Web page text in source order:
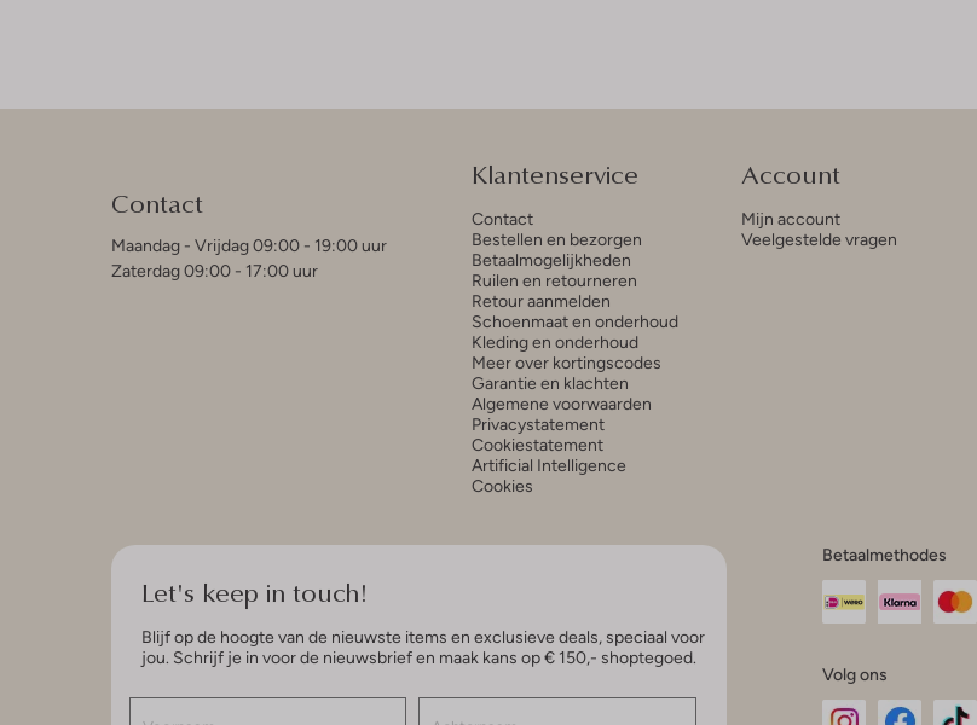
Contact
Maandag - Vrijdag 09:00 - 19:00 uur
Zaterdag 09:00 - 17:00 uur
Klantenservice
Contact
Bestellen en bezorgen
Betaalmogelijkheden
Ruilen en retourneren
Retour aanmelden
Schoenmaat en onderhoud
Kleding en onderhoud
Meer over kortingscodes
Garantie en klachten
Algemene voorwaarden
Privacystatement
Cookiestatement
Artificial Intelligence
Cookies
Account
Mijn account
Veelgestelde vragen
Let's keep in touch!
Blijf op de hoogte van de nieuwste items en exclusieve deals, speciaal voor
jou. Schrijf je in voor de nieuwsbrief en maak kans op € 150,- shoptegoed.
Betaalmethodes
Volg ons